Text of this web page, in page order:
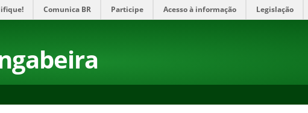
Comunica BR Participe Acesso à informação Legislação